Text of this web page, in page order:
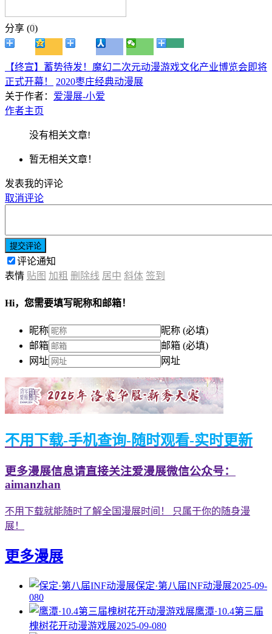
分享 (0)
【终宣】蓄势待发！魔幻二次元动漫游戏文化产业博览会即将
正式开幕！
2020枣庄经典动漫展
关于作者： 爱漫展-小爱
作者主页
没有相关文章!
暂无相关文章！
发表我的评论
取消评论
提交评论
评论通知
表情 贴图 加粗 删除线 居中 斜体 签到
Hi，您需要填写昵称和邮箱！
昵称
昵称 (必填)
邮箱
邮箱 (必填)
网址
网址
不用下载-手机查询-随时观看-实时更新
更多漫展信息请直接关注爱漫展微信公众号：
aimanzhan
不用下载就能随时了解全国漫展时间！ 只属于你的随身漫
展！
更多漫展
保定·第八届INF动漫展2025-09-
080
鹰潭·10.4第三届
槐树花开动漫游戏展2025-09-080